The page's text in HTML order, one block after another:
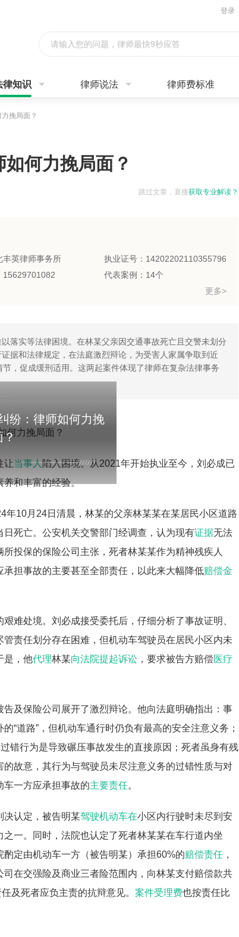
登录
请输入您的问题，律师最快9秒应答
律知识 律师说法 律师费标准
挽局面？
何力挽局面？
跳过文章，直接获取专业解读？
丰英律师事务所
执业证号：14202202110355796
15629701082
代表案例：14个
更多>
落实等法律困境。在林某父亲因交通事故死亡且交警未划分
据和法律规定，在法庭激烈辩论，为受害人家属争取到近
，促成缓刑适用。这两起案件体现了律师在复杂法律事务
纷：律师如何力挽
？
让当事人陷入困境。从2021年开始执业至今，刘必成已
养和丰富的经验。
年10月24日清晨，林某的父亲林某某在某居民小区道路
死亡。公安机关交警部门经调查，认为现有证据无法
所投保的保险公司主张，死者林某某作为精神残疾人
承担事故的主要甚至全部责任，以此来大幅降低赔偿金
艰难处境。刘必成接受委托后，仔细分析了事故证明、
责任划分存在困难，但机动车驾驶员在居民小区内未
是，他代理林某向法院提起诉讼 ，要求被告方赔偿医疗
及保险公司展开了激烈辩论。他向法庭明确指出：事
“道路”，但机动车通行时仍负有最高的安全注意义务；
错行为是导致碾压事故发生的直接原因；死者虽身有残
故意，其行为与驾驶员未尽注意义务的过错性质与对
车一方应承担事故的主要责任。
决认定，被告明某驾驶机动车在小区内行驶时未尽到安
一。同时，法院也认定了死者林某某在车行道内坐
定由机动车一方（被告明某）承担60%的赔偿责任 ，
在交强险及商业三者险范围内，向林某支付赔偿款共
及死者应负主责的抗辩意见。 案件受理费也按责任比